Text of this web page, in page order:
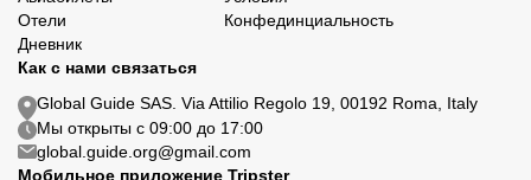
Отели
Дневник
Конфединциальность
Как с нами связаться
Global Guide SAS. Via Attilio Regolo 19, 00192 Roma, Italy
Мы открыты с 09:00 до 17:00
global.guide.org@gmail.com
Мобильное приложение Tripster